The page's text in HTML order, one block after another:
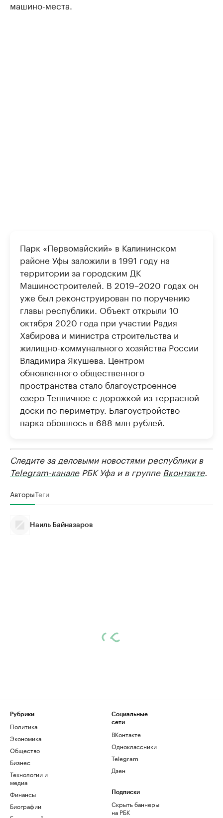
машино-места.
Парк «Первомайский» в Калининском
районе Уфы заложили в 1991 году на
территории за городским ДК
Машиностроителей. В 2019–2020 годах он
уже был реконструирован по поручению
главы республики. Объект открыли 10
октября 2020 года при участии Радия
Хабирова и министра строительства и
жилищно-коммунального хозяйства России
Владимира Якушева. Центром
обновленного общественного
пространства стало благоустроенное
озеро Тепличное с дорожкой из террасной
доски по периметру. Благоустройство
парка обошлось в 688 млн рублей.
Следите за деловыми новостями республики в
Telegram-каналеРБК Уфа и в группе Вконтакте.
АвторыТеги
Наиль Байназаров
Рубрики
Политика
Экономика
Общество
Бизнес
Технологии и
медиа
Финансы
Биографии
Социальные
сети
ВКонтакте
Одноклассники
Telegram
Дзен
Подписки
Скрыть баннеры
на РБК